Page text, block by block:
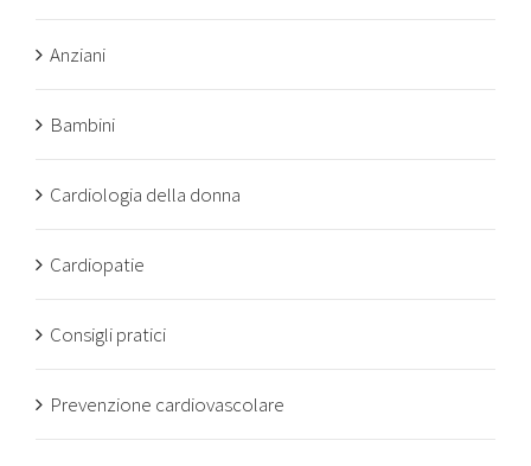
Anziani
Bambini
Cardiologia della donna
Cardiopatie
Consigli pratici
Prevenzione cardiovascolare